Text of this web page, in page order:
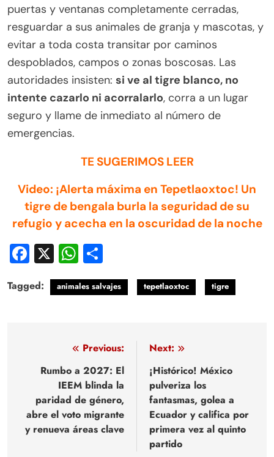
puertas y ventanas completamente cerradas,
resguardar a sus animales de granja y mascotas, y
evitar a toda costa transitar por caminos
despoblados, campos o zonas boscosas. Las
autoridades insisten: si ve al tigre blanco, no
intente cazarlo ni acorralarlo, corra a un lugar
seguro y llame de inmediato al número de
emergencias.
TE SUGERIMOS LEER
Video: ¡Alerta máxima en Tepetlaoxtoc! Un
tigre de bengala burla la seguridad de su
refugio y acecha en la oscuridad de la noche
Facebook
X WhatsApp
Tagged: animales salvajes tepetlaoxtoc tigre
Navegación
entradas
Previous:
Rumbo a 2027: El
IEEM blinda la
paridad de género,
abre el voto migrante
y renueva áreas clave
Next:
¡Histórico! México
pulveriza los
fantasmas, golea a
Ecuador y califica por
primera vez al quinto
partido